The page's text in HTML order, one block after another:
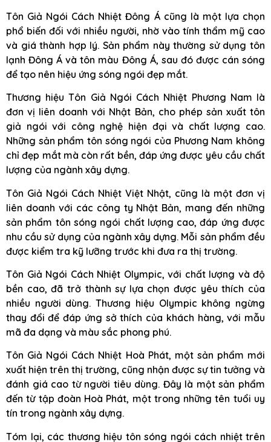
Tôn Giả Ngói Cách Nhiệt Đông Á cũng là một lựa chọn
phổ biến đối với nhiều người, nhờ vào tính thẩm mỹ cao
và giá thành hợp lý. Sản phẩm này thường sử dụng tôn
lạnh Đông Á và tôn màu Đông Á, sau đó được cán sóng
để tạo nên hiệu ứng sóng ngói đẹp mắt.
Thương hiệu Tôn Giả Ngói Cách Nhiệt Phương Nam là
đơn vị liên doanh với Nhật Bản, cho phép sản xuất tôn
giả ngói với công nghệ hiện đại và chất lượng cao.
Những sản phẩm tôn sóng ngói của Phương Nam không
chỉ đẹp mắt mà còn rất bền, đáp ứng được yêu cầu chất
lượng của ngành xây dựng.
Tôn Giả Ngói Cách Nhiệt Việt Nhật, cũng là một đơn vị
liên doanh với các công ty Nhật Bản, mang đến những
sản phẩm tôn sóng ngói chất lượng cao, đáp ứng được
nhu cầu sử dụng của ngành xây dựng. Mỗi sản phẩm đều
được kiểm tra kỹ lưỡng trước khi đưa ra thị trường.
Tôn Giả Ngói Cách Nhiệt Olympic, với chất lượng và độ
bền cao, đã trở thành sự lựa chọn được yêu thích của
nhiều người dùng. Thương hiệu Olympic không ngừng
thay đổi để đáp ứng sở thích của khách hàng, với mẫu
mã đa dạng và màu sắc phong phú.
Tôn Giả Ngói Cách Nhiệt Hoà Phát, một sản phẩm mới
xuất hiện trên thị trường, cũng nhận được sự tin tưởng và
đánh giá cao từ người tiêu dùng. Đây là một sản phẩm
đến từ tập đoàn Hoà Phát, một trong những tên tuổi uy
tín trong ngành xây dựng.
Tóm lại, các thương hiệu tôn sóng ngói cách nhiệt trên